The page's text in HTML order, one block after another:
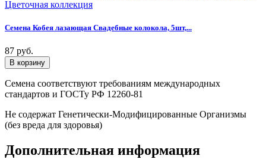
Семена Кобея лазающая Свадебные колокола, 5шт,...
87 руб.
Семена соответствуют требованиям международных
стандартов и ГОСТу РФ 12260-81
Не содержат Генетически-Модифицированные Организмы
(без вреда для здоровья)
Дополнительная информация